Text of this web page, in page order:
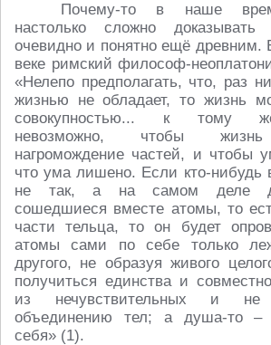
Почему-то в наше
настолько сложно
очевидно и понятно ещё
веке римский философ-
«Нелепо предполагать, что, раз
жизнью не обладает, то жизнь
совокупностью... к тому
невозможно, чтобы жизнь
нагромождение частей, и чтобы
что ума лишено. Если кто-нибудь
не так, а на самом деле
сошедшиеся вместе атомы, то
части тельца, то он будет
атомы сами по себе только
другого, не образуя живого
получиться единства и
из нечувствительных и
объединению тел; а душа-то –
себя» (1).